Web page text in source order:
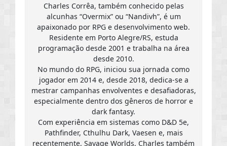
Charles Corrêa, também conhecido pelas
alcunhas “Overmix” ou “Nandivh”, é um
apaixonado por RPG e desenvolvimento web.
Residente em Porto Alegre/RS, estuda
programação desde 2001 e trabalha na área
desde 2010.
No mundo do RPG, iniciou sua jornada como
jogador em 2014 e, desde 2018, dedica-se a
mestrar campanhas envolventes e desafiadoras,
especialmente dentro dos gêneros de horror e
dark fantasy.
Com experiência em sistemas como D&D 5e,
Pathfinder, Cthulhu Dark, Vaesen e, mais
recentemente, Savage Worlds, Charles também